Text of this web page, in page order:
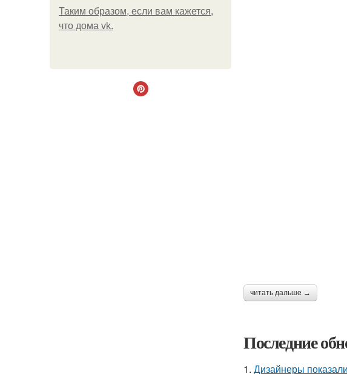
Таким образом, если вам кажется,
что дома vk.
читать дальше →
Последние
1. Дизайнеры